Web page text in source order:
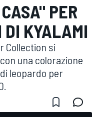
PER
KYALAMI
Collection si
una colorazione
leopardo per